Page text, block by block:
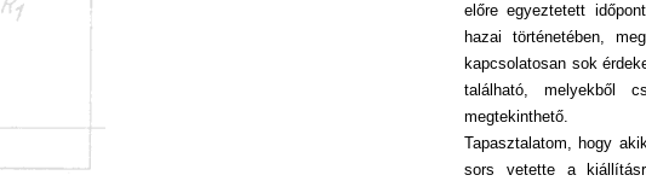
előre egyeztetett
hazai történetében,
kapcsolatosan sok
található, melyekből
megtekinthető.
Tapasztalatom, hogy
sors vetette a